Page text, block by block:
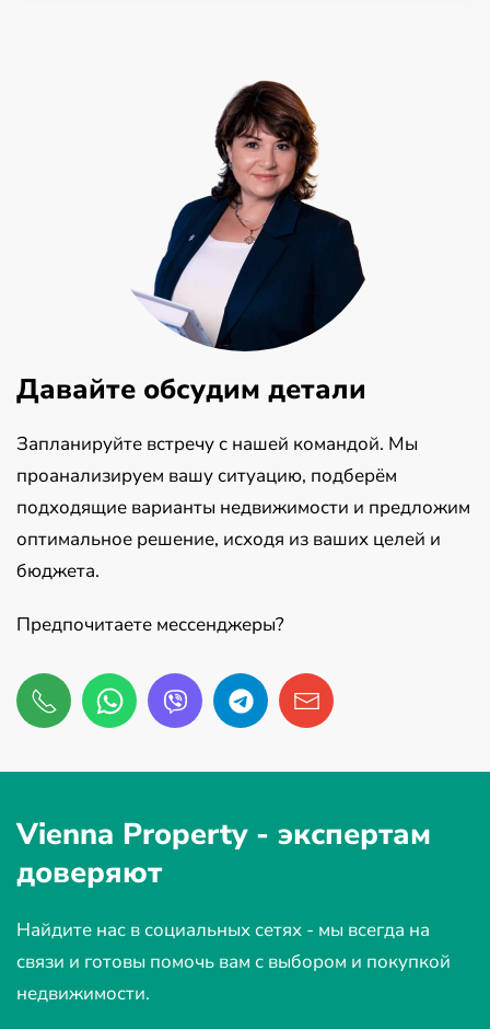
Давайте обсудим детали
Запланируйте встречу с нашей командой. Мы
проанализируем вашу ситуацию, подберём
подходящие варианты недвижимости и предложим
оптимальное решение, исходя из ваших целей и
бюджета.
Предпочитаете мессенджеры?
Vienna Property - экспертам
доверяют
Найдите нас в социальных сетях - мы всегда на
связи и готовы помочь вам с выбором и покупкой
недвижимости.